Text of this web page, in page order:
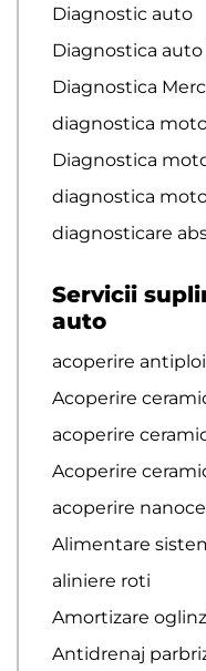
Diagnostic auto
Diagnostica
Diagnostica
diagnostica
Diagnostica
diagnostica
diagnosticare
Servicii
auto
acoperire
Acoperire
acoperire
Acoperire
acoperire
Alimentare
aliniere roti
Amortizare
Antidrenaj